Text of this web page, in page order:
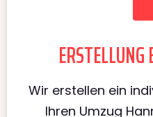
Wir erstellen ein
Ihren Umzug